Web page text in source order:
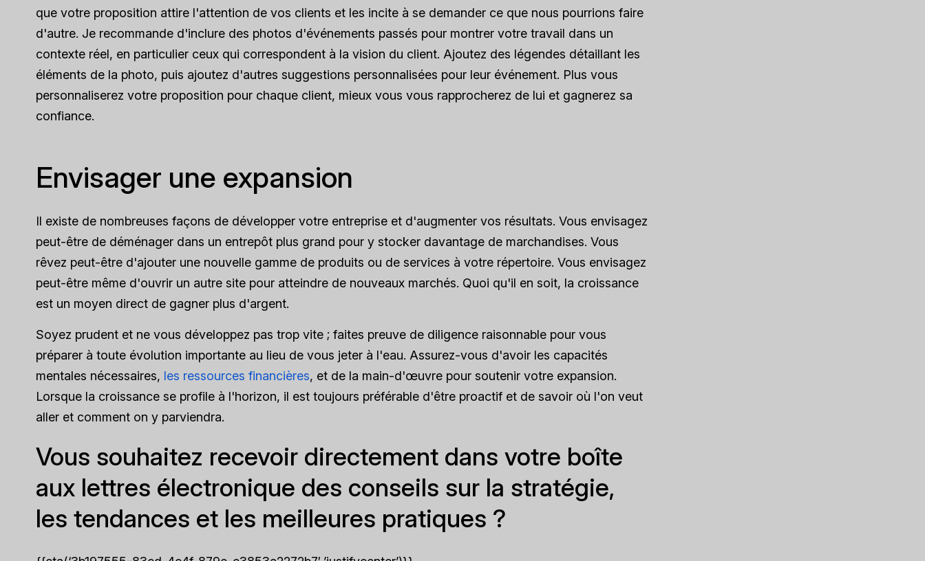
que votre proposition attire l'attention de vos clients et les incite à se demander ce que nous pourrions faire
d'autre. Je recommande d'inclure des photos d'événements passés pour montrer votre travail dans un
contexte réel, en particulier ceux qui correspondent à la vision du client. Ajoutez des légendes détaillant les
éléments de la photo, puis ajoutez d'autres suggestions personnalisées pour leur événement. Plus vous
personnaliserez votre proposition pour chaque client, mieux vous vous rapprocherez de lui et gagnerez sa
confiance.
Envisager une expansion
Il existe de nombreuses façons de développer votre entreprise et d'augmenter vos résultats. Vous envisagez
peut-être de déménager dans un entrepôt plus grand pour y stocker davantage de marchandises. Vous
rêvez peut-être d'ajouter une nouvelle gamme de produits ou de services à votre répertoire. Vous envisagez
peut-être même d'ouvrir un autre site pour atteindre de nouveaux marchés. Quoi qu'il en soit, la croissance
est un moyen direct de gagner plus d'argent.
Soyez prudent et ne vous développez pas trop vite ; faites preuve de diligence raisonnable pour vous
préparer à toute évolution importante au lieu de vous jeter à l'eau. Assurez-vous d'avoir les capacités
mentales nécessaires, les ressources financières, et de la main-d'œuvre pour soutenir votre expansion.
Lorsque la croissance se profile à l'horizon, il est toujours préférable d'être proactif et de savoir où l'on veut
aller et comment on y parviendra.
Vous souhaitez recevoir directement dans votre boîte
aux lettres électronique des conseils sur la stratégie,
les tendances et les meilleures pratiques ?